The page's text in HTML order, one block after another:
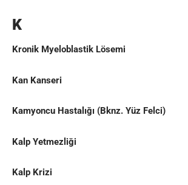
K
Kronik Myeloblastik Lösemi
Kan Kanseri
Kamyoncu Hastalığı (Bknz. Yüz Felci)
Kalp Yetmezliği
Kalp Krizi